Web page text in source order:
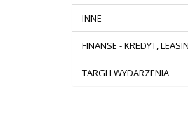
INNE
FINANSE - KREDYT,
TARGI I WYDARZENIA